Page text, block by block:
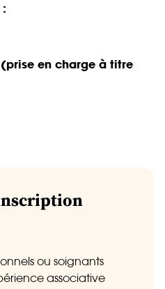
en charge à titre
ou soignants
associative